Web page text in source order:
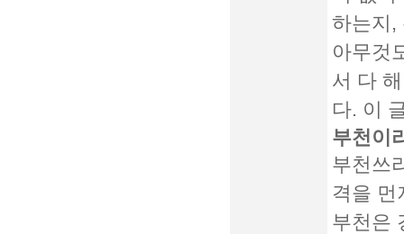
하는지,
아무것
서 다
다. 이
부천이
부천쓰
격을 먼
부천은